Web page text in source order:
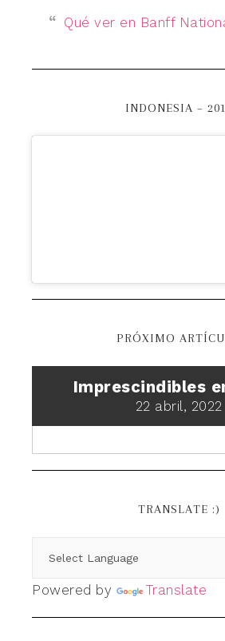
Qué ver en Banff
INDONESIA –
PRÓXIMO
Imprescindibles
22 abril, 2022
TRANSLATE :)
Powered by Translate